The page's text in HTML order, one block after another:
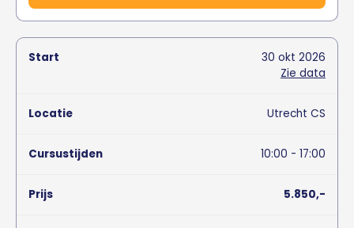
30 okt 2026
Zie data
Utrecht CS
10:00 - 17:00
5.850,-